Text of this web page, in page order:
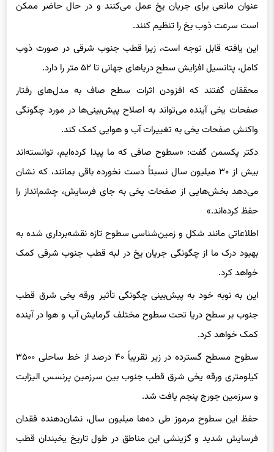
است سرعت ذوب یخ را تنظیم کنند.
این یافته قابل توجه است، زیرا قطب جنوب شرقی در صورت ذوب
کامل، پتانسیل افزایش سطح دریاهای جهانی تا ۵۲ متر را دارد.
محققان گفتند که افزودن اثرات سطح صاف به مدل‌های رفتار
صفحات یخی آینده می‌تواند به اصلاح پیش‌بینی‌ها در مورد چگونگی
واکنش صفحات یخی به تغییرات آب و هوایی کمک کند.
دکتر پکسمن گفت: «سطوح صافی که ما پیدا کرده‌ایم، توانسته‌اند
بیش از ۳۰ میلیون سال نسبتاً دست نخورده باقی بمانند، که نشان
می‌دهد بخش‌هایی از صفحات یخی به جای فرسایش، چشم‌انداز را
حفظ کرده‌اند.»
اطلاعاتی مانند شکل و زمین‌شناسی سطوح تازه نقشه‌برداری شده به
بهبود درک ما از چگونگی جریان یخ در لبه قطب جنوب شرقی کمک
خواهد کرد.
این به نوبه خود به پیش‌بینی چگونگی تأثیر ورقه یخی شرق قطب
جنوب بر سطح دریا تحت سطوح مختلف گرمایش آب و هوا در آینده
کمک خواهد کرد.
کیلومتری ورقه یخی شرق قطب جنوب بین سرزمین پرنسس الیزابت
و سرزمین جورج پنجم یافت شد.
حفظ این سطوح مرموز طی ده‌ها میلیون سال، نشان‌دهنده فقدان
فرسایش شدید و گزینشی این مناطق در طول تاریخ یخبندان قطب
جنوب است.